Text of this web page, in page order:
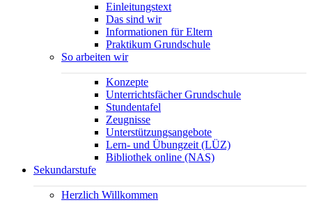
Einleitungstext
Das sind wir
Informationen für Eltern
Praktikum Grundschule
So arbeiten wir
Konzepte
Unterrichtsfächer Grundschule
Stundentafel
Zeugnisse
Unterstützungsangebote
Lern- und Übungzeit (LÜZ)
Bibliothek online (NAS)
Sekundarstufe
Herzlich Willkommen